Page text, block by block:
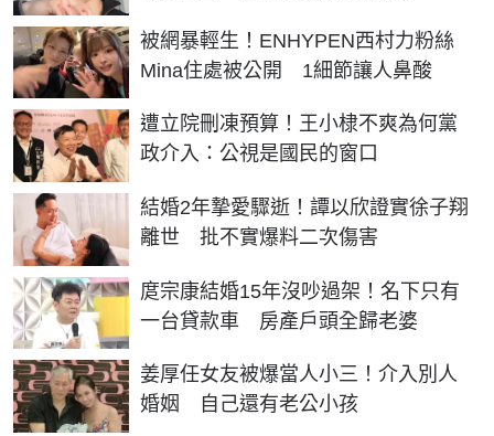
被網暴輕生！ENHYPEN西村力粉絲
Mina住處被公開 1細節讓人鼻酸
遭立院刪凍預算！王小棣不爽為何黨
政介入：公視是國民的窗口
結婚2年摯愛驟逝！譚以欣證實徐子翔
離世 批不實爆料二次傷害
庹宗康結婚15年沒吵過架！名下只有
一台貸款車 房產戶頭全歸老婆
姜厚任女友被爆當人小三！介入別人
婚姻 自己還有老公小孩